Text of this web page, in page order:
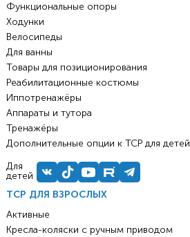
ТСР ДЛЯ ВЗРОСЛЫХ
Активные
Кресла-коляски с ручным приводом
Функциональные опоры
Ходунки
Велосипеды
Для ванны
Товары для позиционирования
Реабилитационные костюмы
Иппотренажёры
Аппараты и тутора
Тренажёры
Дополнительные опции к ТСР для детей
Для
детей